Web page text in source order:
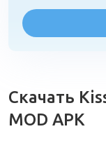
Скачать
MOD APK